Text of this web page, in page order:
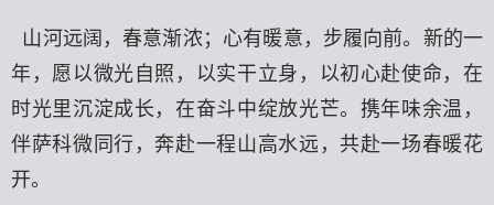
山河远阔，春意渐浓；心有暖意，步履向前。新的一
年，愿以微光自照，以实干立身，以初心赴使命，在
时光里沉淀成长，在奋斗中绽放光芒。携年味余温，
伴萨科微同行，奔赴一程山高水远，共赴一场春暖花
开。